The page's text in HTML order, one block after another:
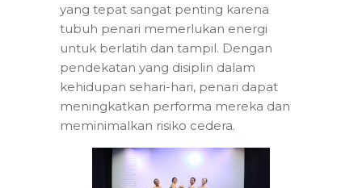
yang tepat sangat penting karena
tubuh penari memerlukan energi
untuk berlatih dan tampil. Dengan
pendekatan yang disiplin dalam
kehidupan sehari-hari, penari dapat
meningkatkan performa mereka dan
meminimalkan risiko cedera.